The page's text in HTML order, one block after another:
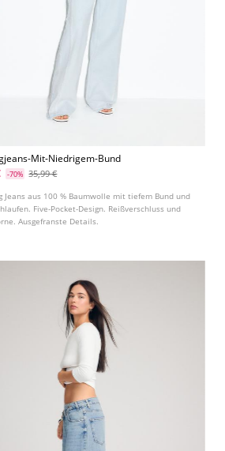
Mit-Niedrigem-Bund
-70% 35,99 €
Jeans aus 100 % Baumwolle mit tiefem Bund und
Five-Pocket-Design. Reißverschluss und
Ausgefranste Details.